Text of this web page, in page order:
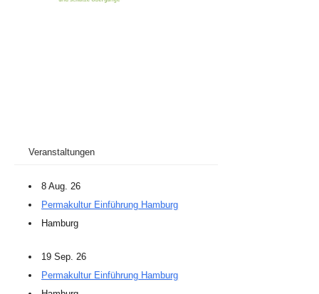
Veranstaltungen
8 Aug. 26
Permakultur Einführung Hamburg
Hamburg
19 Sep. 26
Permakultur Einführung Hamburg